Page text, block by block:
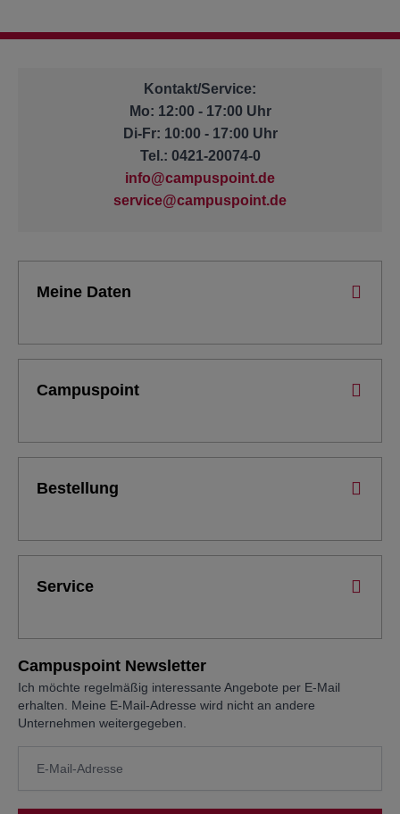
Kontakt/Service:
Mo: 12:00 - 17:00 Uhr
Di-Fr: 10:00 - 17:00 Uhr
Tel.: 0421-20074-0
info@campuspoint.de
service@campuspoint.de
Meine Daten
Campuspoint
Bestellung
Service
Campuspoint Newsletter
Ich möchte regelmäßig interessante Angebote per E-Mail
erhalten. Meine E-Mail-Adresse wird nicht an andere
Unternehmen weitergegeben.